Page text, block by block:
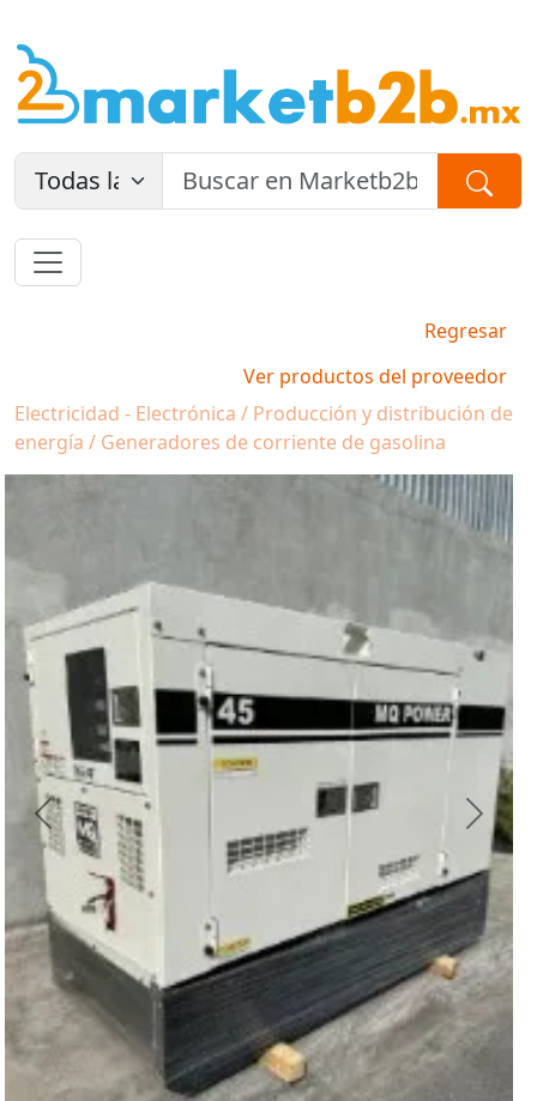
Regresar
Ver productos del proveedor
Electricidad - Electrónica / Producción y distribución de
energía / Generadores de corriente de gasolina
Previous Next